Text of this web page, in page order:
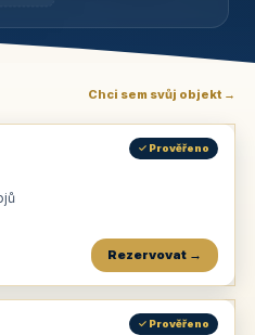
Chci sem svůj objekt →
✓ Prověřeno
Rezervovat →
✓ Prověřeno